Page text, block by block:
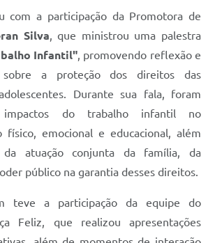
com a participação da Promotora de
Silva , que ministrou uma palestra
Infantil" , promovendo reflexão e
sobre a proteção dos direitos das
Durante sua fala, foram
impactos do trabalho infantil no
físico, emocional e educacional, além
da atuação conjunta da família, da
público na garantia desses direitos.
teve a participação da equipe do
Feliz, que realizou apresentações